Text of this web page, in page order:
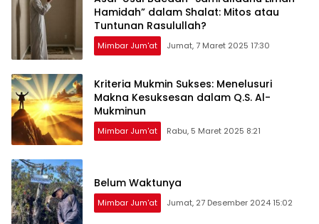
Hamidah” dalam Shalat: Mitos atau
Tuntunan Rasulullah?
Mimbar Jum'at Jumat, 7 Maret 2025 17:30
Kriteria Mukmin Sukses: Menelusuri
Makna Kesuksesan dalam Q.S. Al-
Mukminun
Mimbar Jum'at Rabu, 5 Maret 2025 8:21
Belum Waktunya
Mimbar Jum'at Jumat, 27 Desember 2024 15:02